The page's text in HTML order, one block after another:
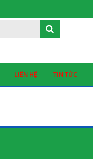
LIÊN HỆ TIN TỨC